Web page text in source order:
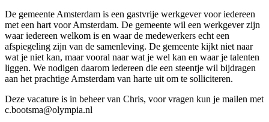
De gemeente Amsterdam is een gastvrije werkgever voor iedereen
met een hart voor Amsterdam. De gemeente wil een werkgever zijn
waar iedereen welkom is en waar de medewerkers echt een
afspiegeling zijn van de samenleving. De gemeente kijkt niet naar
wat je niet kan, maar vooral naar wat je wel kan en waar je talenten
liggen. We nodigen daarom iedereen die een steentje wil bijdragen
aan het prachtige Amsterdam van harte uit om te solliciteren.
Deze vacature is in beheer van Chris, voor vragen kun je mailen met
c.bootsma@olympia.nl